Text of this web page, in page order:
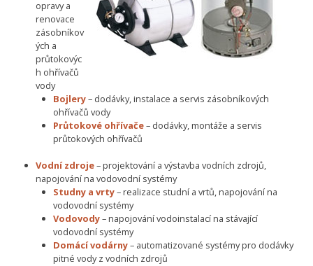
opravy a
renovace
zásobníkov
ých a
průtokovýc
h ohřívačů
vody
Bojlery– dodávky, instalace a servis zásobníkových
ohřívačů vody
Průtokové ohřívače– dodávky, montáže a servis
průtokových ohřívačů
Vodní zdroje– projektování a výstavba vodních zdrojů,
napojování na vodovodní systémy
Studny a vrty– realizace studní a vrtů, napojování na
vodovodní systémy
Vodovody– napojování vodoinstalací na stávající
vodovodní systémy
Domácí vodárny– automatizované systémy pro dodávky
pitné vody z vodních zdrojů